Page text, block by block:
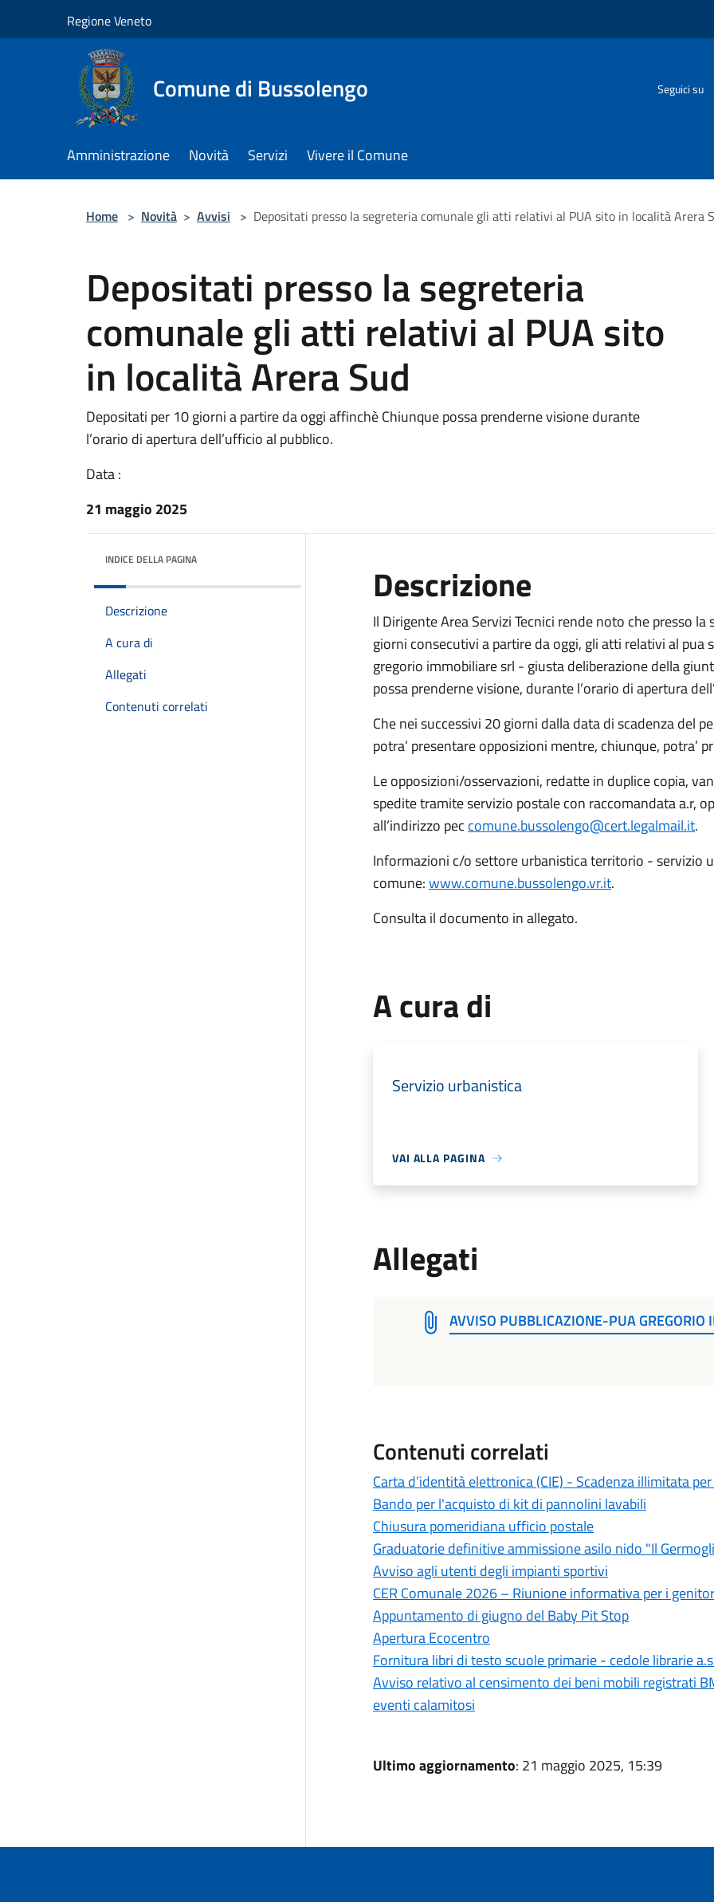
Regione Veneto
Comune di Bussolengo Seguici su
Amministrazione Novità Servizi Vivere il Comune
Home > Novità > Avvisi > Depositati presso la segreteria comunale gli atti relativi al PUA sito in località Arera
Depositati presso la segreteria
comunale gli atti relativi al PUA sito
in località Arera Sud
Depositati per 10 giorni a partire da oggi affinchè Chiunque possa prenderne visione durante
l’orario di apertura dell’ufficio al pubblico.
Data :
21 maggio 2025
INDICE DELLA PAGINA
Descrizione
A cura di
Allegati
Contenuti correlati
Descrizione
Il Dirigente Area Servizi Tecnici rende noto che presso
giorni consecutivi a partire da oggi, gli atti relativi al pua
gregorio immobiliare srl - giusta deliberazione della
possa prenderne visione, durante l’orario di apertura
Che nei successivi 20 giorni dalla data di scadenza del
potra’ presentare opposizioni mentre, chiunque, potra’
Le opposizioni/osservazioni, redatte in duplice copia,
spedite tramite servizio postale con raccomandata a.r,
all’indirizzo pec comune.bussolengo@cert.legalmail.it.
Informazioni c/o settore urbanistica territorio - servizio
comune:www.comune.bussolengo.vr.it.
Consulta il documento in allegato.
A cura di
Servizio urbanistica
VAI ALLA PAGINA
Allegati
AVVISO PUBBLICAZIONE-PUA GREGORIO
Contenuti correlati
Carta d’identità elettronica (CIE) - Scadenza illimitata
Bando per l'acquisto di kit di pannolini lavabili
Chiusura pomeridiana ufficio postale
Graduatorie definitive ammissione asilo nido "Il
Avviso agli utenti degli impianti sportivi
CER Comunale 2026 – Riunione informativa per i
Appuntamento di giugno del Baby Pit Stop
Apertura Ecocentro
Fornitura libri di testo scuole primarie - cedole librarie
Avviso relativo al censimento dei beni mobili registrati
eventi calamitosi
Ultimo aggiornamento: 21 maggio 2025, 15:39